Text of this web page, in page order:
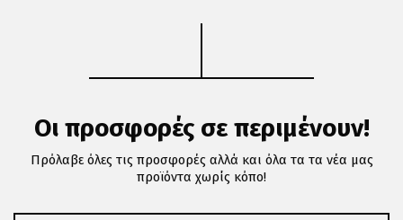
Οι προσφορές σε περιμένουν!
Πρόλαβε όλες τις προσφορές αλλά και όλα τα τα νέα μας
προϊόντα χωρίς κόπο!